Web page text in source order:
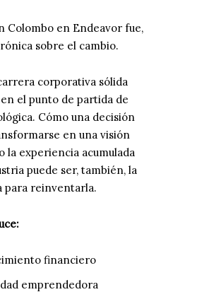
Colombo en Endeavor fue,
sobre el cambio.
corporativa sólida
el punto de partida de
Cómo una decisión
en una visión
la experiencia acumulada
puede ser, también, la
para reinventarla.
financiero
emprendedora